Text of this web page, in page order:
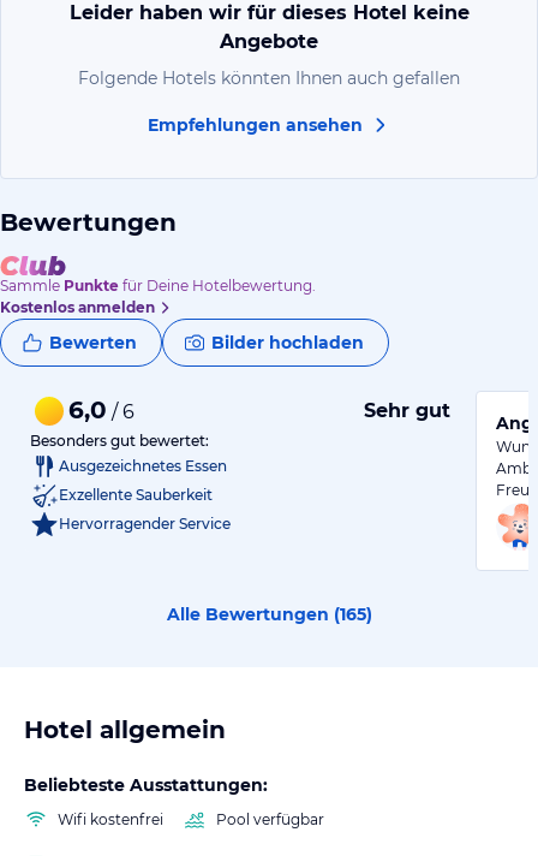
Leider haben wir für dieses Hotel keine
Angebote
Folgende Hotels könnten Ihnen auch gefallen
Empfehlungen ansehen
Bewertungen
Sammle Punkte für Deine Hotelbewertung.
Kostenlos anmelden
Bewerten Bilder hochladen
6,0 / 6 Sehr gut
Besonders gut bewertet:
Ausgezeichnetes Essen
Exzellente Sauberkeit
Hervorragender Service
Alle Bewertungen (165)
Hotel allgemein
Beliebteste Ausstattungen:
Wifi kostenfrei Pool verfügbar